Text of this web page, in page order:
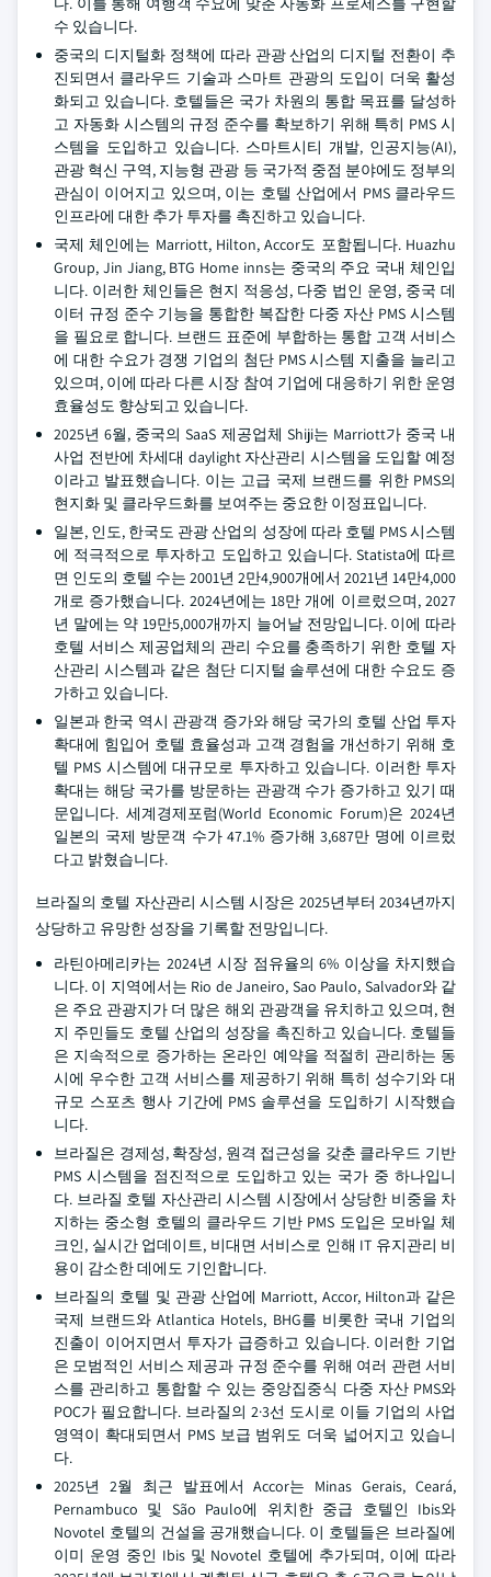
수 있습니다.
중국의 디지털화 정책에 따라 관광 산업의 디지털 전환이 추
진되면서 클라우드 기술과 스마트 관광의 도입이 더욱 활성
화되고 있습니다. 호텔들은 국가 차원의 통합 목표를 달성하
고 자동화 시스템의 규정 준수를 확보하기 위해 특히 PMS 시
스템을 도입하고 있습니다. 스마트시티 개발, 인공지능(AI),
관광 혁신 구역, 지능형 관광 등 국가적 중점 분야에도 정부의
관심이 이어지고 있으며, 이는 호텔 산업에서 PMS 클라우드
인프라에 대한 추가 투자를 촉진하고 있습니다.
국제 체인에는 Marriott, Hilton, Accor도 포함됩니다. Huazhu
Group, Jin Jiang, BTG Home inns는 중국의 주요 국내 체인입
니다. 이러한 체인들은 현지 적응성, 다중 법인 운영, 중국 데
이터 규정 준수 기능을 통합한 복잡한 다중 자산 PMS 시스템
을 필요로 합니다. 브랜드 표준에 부합하는 통합 고객 서비스
에 대한 수요가 경쟁 기업의 첨단 PMS 시스템 지출을 늘리고
있으며, 이에 따라 다른 시장 참여 기업에 대응하기 위한 운영
효율성도 향상되고 있습니다.
2025년 6월, 중국의 SaaS 제공업체 Shiji는 Marriott가 중국 내
사업 전반에 차세대 daylight 자산관리 시스템을 도입할 예정
이라고 발표했습니다. 이는 고급 국제 브랜드를 위한 PMS의
현지화 및 클라우드화를 보여주는 중요한 이정표입니다.
일본, 인도, 한국도 관광 산업의 성장에 따라 호텔 PMS 시스템
에 적극적으로 투자하고 도입하고 있습니다. Statista에 따르
면 인도의 호텔 수는 2001년 2만4,900개에서 2021년 14만4,000
개로 증가했습니다. 2024년에는 18만 개에 이르렀으며, 2027
년 말에는 약 19만5,000개까지 늘어날 전망입니다. 이에 따라
호텔 서비스 제공업체의 관리 수요를 충족하기 위한 호텔 자
산관리 시스템과 같은 첨단 디지털 솔루션에 대한 수요도 증
가하고 있습니다.
일본과 한국 역시 관광객 증가와 해당 국가의 호텔 산업 투자
확대에 힘입어 호텔 효율성과 고객 경험을 개선하기 위해 호
텔 PMS 시스템에 대규모로 투자하고 있습니다. 이러한 투자
확대는 해당 국가를 방문하는 관광객 수가 증가하고 있기 때
문입니다. 세계경제포럼(World Economic Forum)은 2024년
일본의 국제 방문객 수가 47.1% 증가해 3,687만 명에 이르렀
다고 밝혔습니다.
브라질의 호텔 자산관리 시스템 시장은 2025년부터 2034년까지
상당하고 유망한 성장을 기록할 전망입니다.
라틴아메리카는 2024년 시장 점유율의 6% 이상을 차지했습
니다. 이 지역에서는 Rio de Janeiro, Sao Paulo, Salvador와 같
은 주요 관광지가 더 많은 해외 관광객을 유치하고 있으며, 현
지 주민들도 호텔 산업의 성장을 촉진하고 있습니다. 호텔들
은 지속적으로 증가하는 온라인 예약을 적절히 관리하는 동
시에 우수한 고객 서비스를 제공하기 위해 특히 성수기와 대
규모 스포츠 행사 기간에 PMS 솔루션을 도입하기 시작했습
니다.
브라질은 경제성, 확장성, 원격 접근성을 갖춘 클라우드 기반
PMS 시스템을 점진적으로 도입하고 있는 국가 중 하나입니
다. 브라질 호텔 자산관리 시스템 시장에서 상당한 비중을 차
지하는 중소형 호텔의 클라우드 기반 PMS 도입은 모바일 체
크인, 실시간 업데이트, 비대면 서비스로 인해 IT 유지관리 비
용이 감소한 데에도 기인합니다.
브라질의 호텔 및 관광 산업에 Marriott, Accor, Hilton과 같은
국제 브랜드와 Atlantica Hotels, BHG를 비롯한 국내 기업의
진출이 이어지면서 투자가 급증하고 있습니다. 이러한 기업
은 모범적인 서비스 제공과 규정 준수를 위해 여러 관련 서비
스를 관리하고 통합할 수 있는 중앙집중식 다중 자산 PMS와
POC가 필요합니다. 브라질의 2·3선 도시로 이들 기업의 사업
영역이 확대되면서 PMS 보급 범위도 더욱 넓어지고 있습니
다.
2025년 2월 최근 발표에서 Accor는 Minas Gerais, Ceará,
Pernambuco 및 São Paulo에 위치한 중급 호텔인 Ibis와
Novotel 호텔의 건설을 공개했습니다. 이 호텔들은 브라질에
이미 운영 중인 Ibis 및 Novotel 호텔에 추가되며, 이에 따라